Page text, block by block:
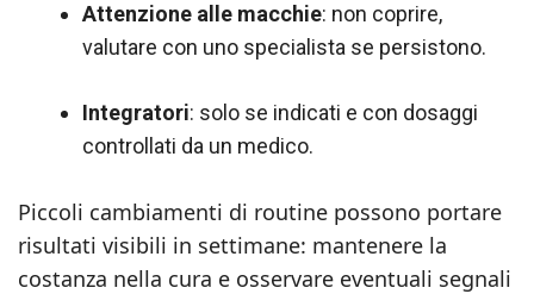
Attenzione alle macchie: non coprire,
valutare con uno specialista se persistono.
Integratori: solo se indicati e con dosaggi
controllati da un medico.
Piccoli cambiamenti di routine possono portare
risultati visibili in settimane: mantenere la
costanza nella cura e osservare eventuali segnali